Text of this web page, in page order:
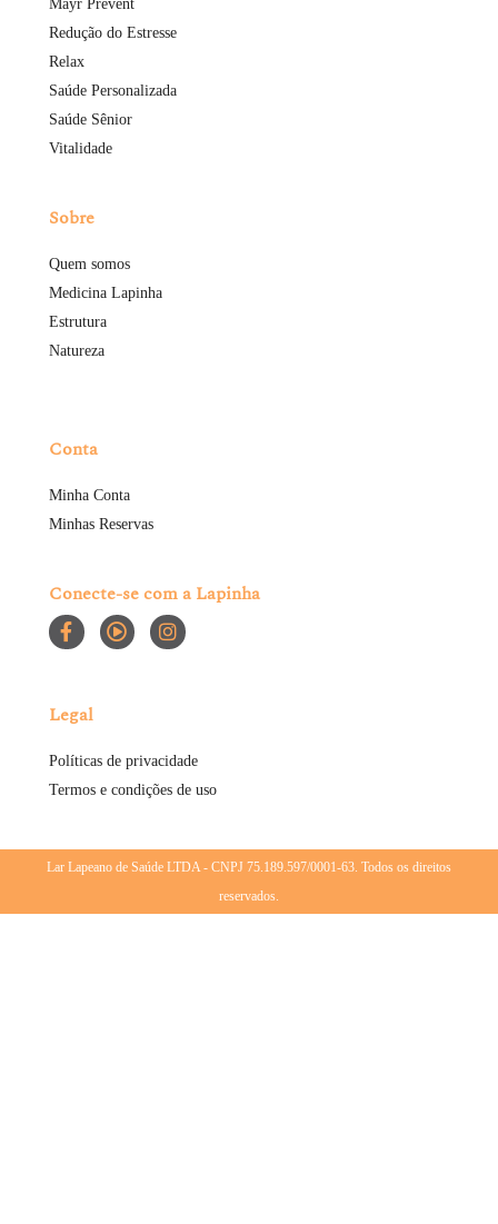
Mayr Prevent
Redução do Estresse
Relax
Saúde Personalizada
Saúde Sênior
Vitalidade
Sobre
Quem somos
Medicina Lapinha
Estrutura
Natureza
Conta
Minha Conta
Minhas Reservas
Conecte-se com a Lapinha
Legal
Políticas de privacidade
Termos e condições de uso
Lar Lapeano de Saúde LTDA - CNPJ 75.189.597/0001-63. Todos os direitos
reservados.